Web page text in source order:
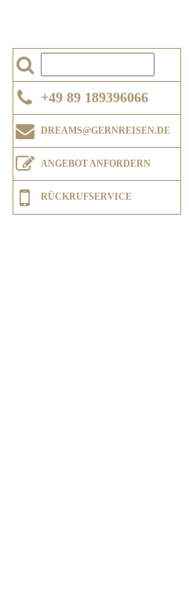
+49 89 189396066
DREAMS@GERNREISEN.DE
ANGEBOT ANFORDERN
RÜCKRUFSERVICE